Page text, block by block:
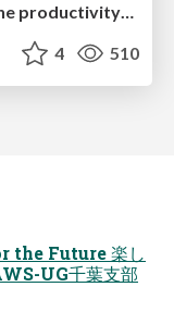
4 510
the Future 楽し
UG千葉支部